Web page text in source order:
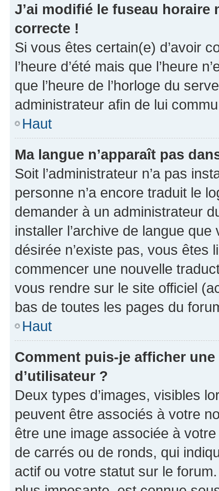
J’ai modifié le fuseau horaire
correcte !
Si vous êtes certain(e) d’avoir
l’heure d’été mais que l’heure
que l’heure de l’horloge du
administrateur afin de lui
Haut
Ma langue n’apparaît pas
Soit l’administrateur n’a pas
personne n’a encore traduit le
demander à un administrateur
installer l’archive de langue
désirée n’existe pas, vous êtes
commencer une nouvelle
vous rendre sur le site officiel
bas de toutes les pages du
Haut
Comment puis-je afficher
d’utilisateur ?
Deux types d’images, visibles
peuvent être associés à votre
être une image associée à
de carrés ou de ronds, qui
actif ou votre statut sur le